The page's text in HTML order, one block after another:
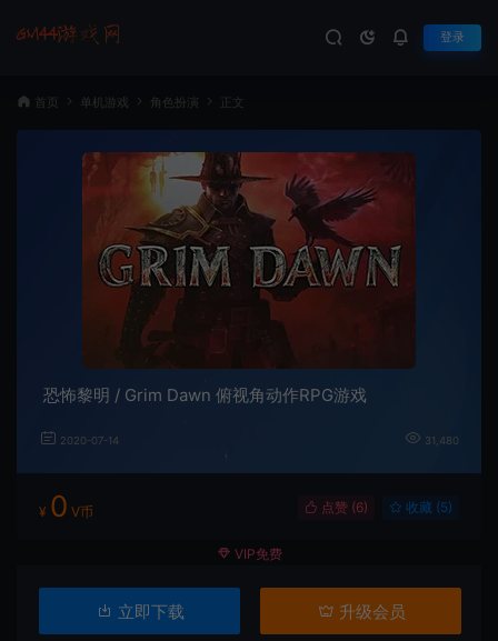
登录
首页 单机游戏 角色扮演 正文
恐怖黎明 / Grim Dawn 俯视角动作RPG游戏
2020-07-14 31,480
¥ 0 V币 点赞 (6) 收藏 (5)
VIP免费
立即下载 升级会员